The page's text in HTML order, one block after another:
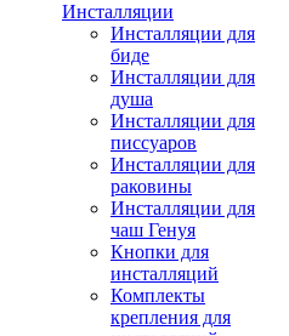
Инсталляции
Инсталляции для
биде
Инсталляции для
душа
Инсталляции для
писсуаров
Инсталляции для
раковины
Инсталляции для
чаш Генуя
Кнопки для
инсталляций
Комплекты
крепления для